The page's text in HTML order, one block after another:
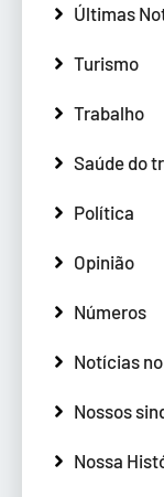
Últimas
Turismo
Trabalho
Saúde do
Política
Opinião
Números
Notícias
Nossos
Nossa